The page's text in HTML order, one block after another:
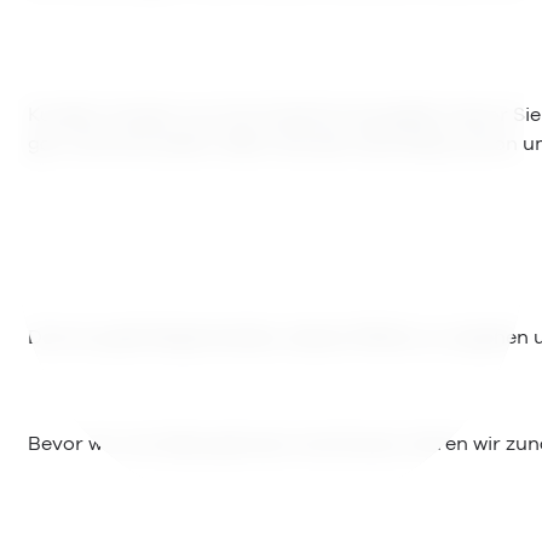
Kunden müssen nun ihre Zustimmung geben, bevor
gar nicht erst sehen. Wenn Sie das neue Setup
Doch es gibt Möglichkeiten, diesen Effekt zu
Bevor wir uns diese genauer anschauen, klären wir